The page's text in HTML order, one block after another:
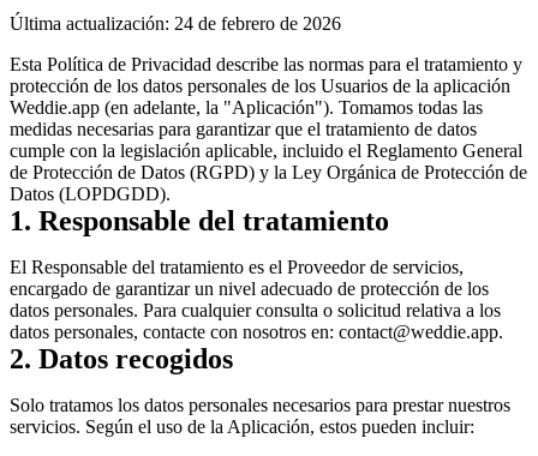
Última actualización: 24 de febrero de 2026
Esta Política de Privacidad describe las normas para el tratamiento y
protección de los datos personales de los Usuarios de la aplicación
Weddie.app (en adelante, la "Aplicación"). Tomamos todas las
medidas necesarias para garantizar que el tratamiento de datos
cumple con la legislación aplicable, incluido el Reglamento General
de Protección de Datos (RGPD) y la Ley Orgánica de Protección de
Datos (LOPDGDD).
1. Responsable del tratamiento
El Responsable del tratamiento es el Proveedor de servicios,
encargado de garantizar un nivel adecuado de protección de los
datos personales. Para cualquier consulta o solicitud relativa a los
datos personales, contacte con nosotros en: contact@weddie.app.
2. Datos recogidos
Solo tratamos los datos personales necesarios para prestar nuestros
servicios. Según el uso de la Aplicación, estos pueden incluir: